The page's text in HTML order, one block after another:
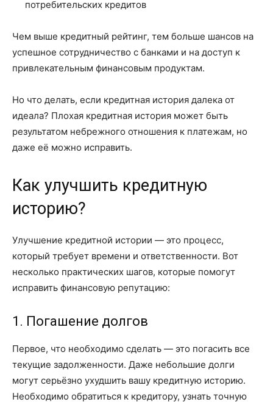
потребительских кредитов
Чем выше кредитный рейтинг, тем больше шансов на
успешное сотрудничество с банками и на доступ к
привлекательным финансовым продуктам.
Но что делать, если кредитная история далека от
идеала? Плохая кредитная история может быть
результатом небрежного отношения к платежам, но
даже её можно исправить.
Как улучшить кредитную
историю?
Улучшение кредитной истории — это процесс,
который требует времени и ответственности. Вот
несколько практических шагов, которые помогут
исправить финансовую репутацию:
1. Погашение долгов
Первое, что необходимо сделать — это погасить все
текущие задолженности. Даже небольшие долги
могут серьёзно ухудшить вашу кредитную историю.
Необходимо обратиться к кредитору, узнать точную